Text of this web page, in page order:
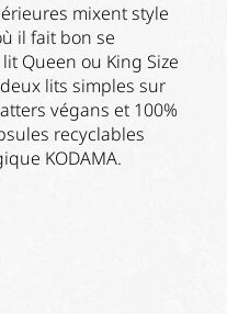
mixent style
il fait bon se
Queen ou King Size
lits simples sur
végans et 100%
recyclables
KODAMA.